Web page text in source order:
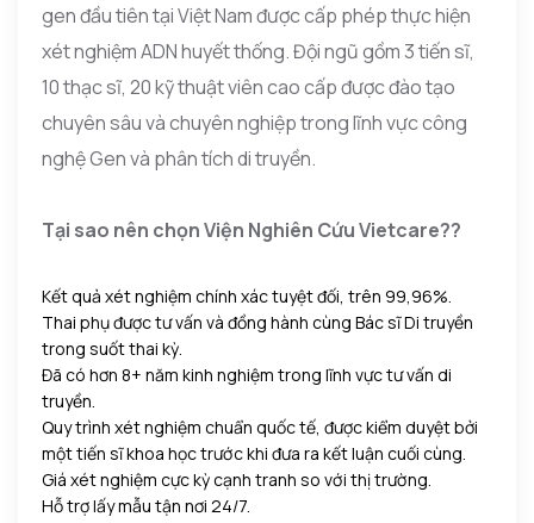
gen đầu tiên tại Việt Nam được cấp phép thực hiện
xét nghiệm ADN huyết thống. Đội ngũ gồm 3 tiến sĩ,
10 thạc sĩ, 20 kỹ thuật viên cao cấp được đào tạo
chuyên sâu và chuyên nghiệp trong lĩnh vực công
nghệ Gen và phân tích di truyền.
Tại sao nên chọn Viện Nghiên Cứu Vietcare??
Kết quả xét nghiệm chính xác tuyệt đối, trên 99,96%.
Thai phụ được tư vấn và đồng hành cùng Bác sĩ Di truyền
trong suốt thai kỳ.
Đã có hơn 8+ năm kinh nghiệm trong lĩnh vực tư vấn di
truyền.
Quy trình xét nghiệm chuẩn quốc tế, được kiểm duyệt bởi
một tiến sĩ khoa học trước khi đưa ra kết luận cuối cùng.
Giá xét nghiệm cực kỳ cạnh tranh so với thị trường.
Hỗ trợ lấy mẫu tận nơi 24/7.